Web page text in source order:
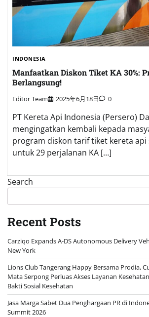
INDONESIA
Manfaatkan Diskon Tiket KA 30%:
Berlangsung!
Editor Team 2025年6月18日 0
PT Kereta Api Indonesia (Persero)
mengingatkan kembali kepada
program diskon tarif tiket kereta api
untuk 29 perjalanan KA […]
Search
Recent Posts
Carziqo Expands A-DS Autonomous Delivery
New York
Lions Club Tangerang Happy Bersama Prodia,
Mata Serpong Perluas Akses Layanan
Bakti Sosial Kesehatan
Jasa Marga Sabet Dua Penghargaan PR di
Summit 2026